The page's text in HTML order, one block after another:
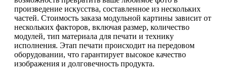
произведение искусства, составленное из нескольких
частей. Стоимость заказа модульной картины зависит от
нескольких факторов, включая размер, количество
модулей, тип материала для печати и технику
исполнения. Этап печати происходит на передовом
оборудовании, что гарантирует высокое качество
изображения и долговечность продукта.